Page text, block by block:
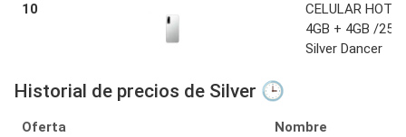
10
CELULAR HOT
4GB + 4GB /
Silver Dancer
Historial de precios de Silver 🕒
Oferta Nombre